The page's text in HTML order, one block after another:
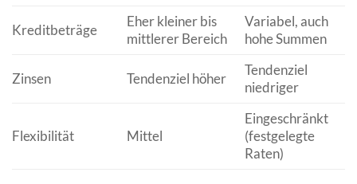
Kreditbeträge
Eher kleiner bis
mittlerer Bereich
Variabel, auch
hohe Summen
Zinsen Tendenziel höher
Tendenziel
niedriger
Flexibilität Mittel
Eingeschränkt
(festgelegte
Raten)